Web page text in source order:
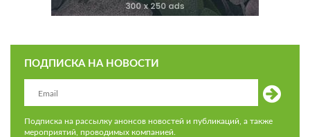
ПОДПИСКА НА НОВОСТИ
Подписка на рассылку анонсов новостей и публикаций, а также
мероприятий, проводимых компанией.